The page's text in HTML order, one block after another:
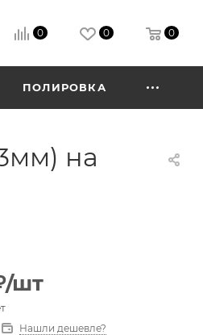
0 0 0
ПОЛИРОВКА
на
/шт
Нашли дешевле?